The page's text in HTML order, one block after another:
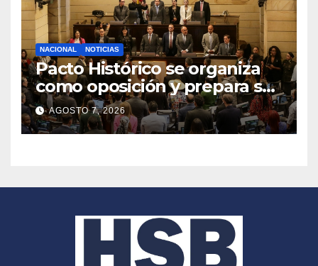
NACIONAL NOTICIAS
Pacto Histórico se organiza
como oposición y prepara su
agenda frente al Gobierno
de Abelardo de la Espriella
AGOSTO 7, 2026